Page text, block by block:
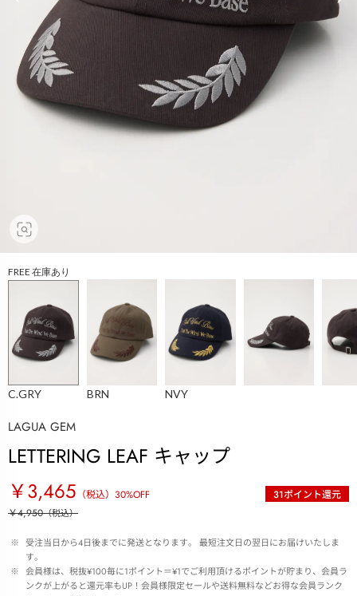
FREE 在庫あり
C.GRY BRN NVY
LAGUA GEM
LETTERING LEAF キャップ
￥3,465 （税込） 30%OFF 31ポイント還元
￥4,950（税込）
※ 受注当日から4日後までに発送となります。 最短注文日の翌日にお届けいたしま
す。
※ 会員様は、税抜¥100毎に1ポイント＝¥1でご利用頂けるポイントが貯まり、会員ラ
ンクが上がると還元率もUP！会員様限定セールや送料無料などお得な会員ランク